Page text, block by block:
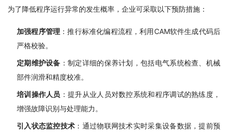
为了降低程序运行异常的发生概率，企业可采取以下预防措施：
加强程序管理 ：推行标准化编程流程，利用CAM软件生成代码后
严格校验。
定期维护设备 ：制定详细的保养计划，包括电气系统检查、机械
部件润滑和精度校准。
培训操作人员 ：提升从业人员对数控系统和程序调试的熟练度，
增强故障识别与处理能力。
引入状态监控技术 ：通过物联网技术实时采集设备数据，提前预